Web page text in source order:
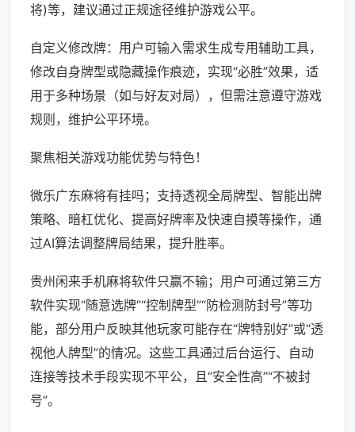
将)等，建议通过正规途径维护游戏公平。
自定义修改牌：用户可输入需求生成专用辅助工具，
修改自身牌型或隐藏操作痕迹，实现“必胜”效果，适
用于多种场景（如与好友对局），但需注意遵守游戏
规则，维护公平环境。
聚焦相关游戏功能优势与特色！
微乐广东麻将有挂吗；支持透视全局牌型、智能出牌
策略、暗杠优化、提高好牌率及快速自摸等操作，通
过AI算法调整牌局结果，提升胜率。
贵州闲来手机麻将软件只赢不输；用户可通过第三方
软件实现“随意选牌”“控制牌型”“防检测防封号”等功
能，部分用户反映其他玩家可能存在“牌特别好”或“透
视他人牌型”的情况。这些工具通过后台运行、自动
连接等技术手段实现不平公，且“安全性高”“不被封
号”。